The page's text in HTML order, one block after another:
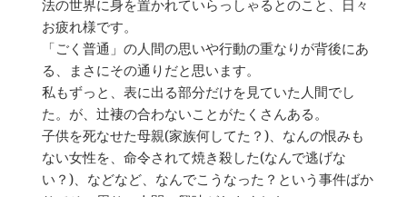
法の世界に身を置かれていらっしゃるとのこと、日々
お疲れ様です。
「ごく普通」の人間の思いや行動の重なりが背後にあ
る、まさにその通りだと思います。
私もずっと、表に出る部分だけを見ていた人間でし
た。が、辻褄の合わないことがたくさんある。
子供を死なせた母親(家族何してた？)、なんの恨みも
ない女性を、命令されて焼き殺した(なんで逃げな
い？)、などなど、なんでこうなった？という事件ばか